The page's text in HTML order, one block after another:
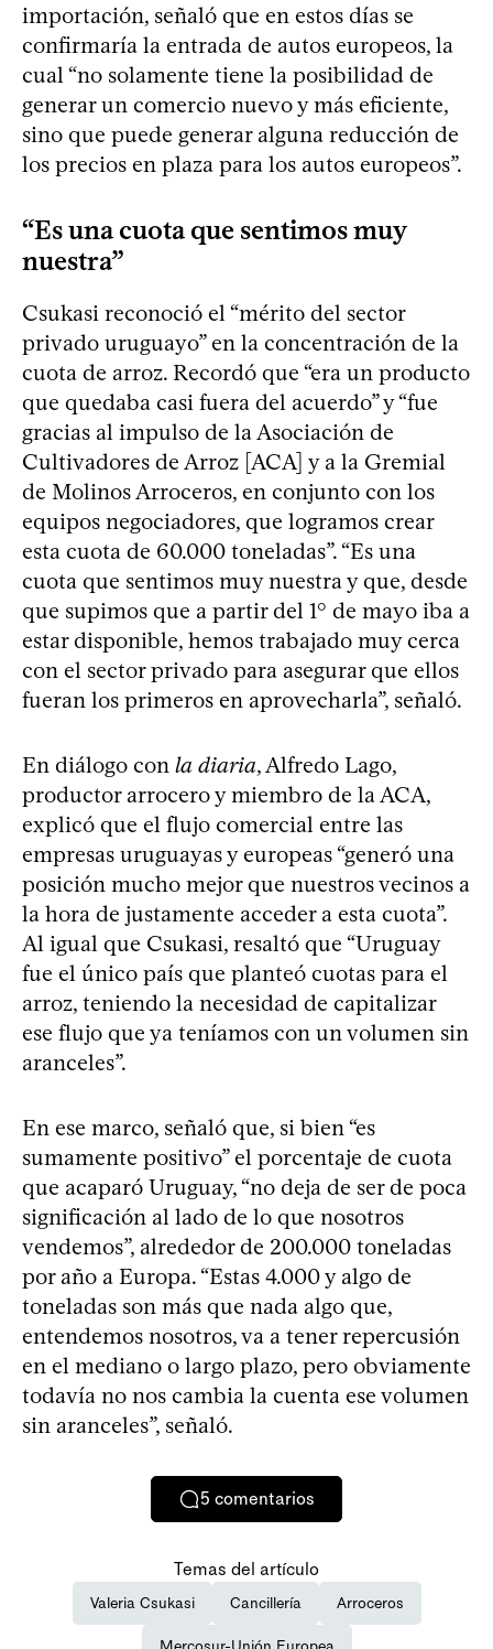
importación, señaló que en estos días se
confirmaría la entrada de autos europeos, la
cual “no solamente tiene la posibilidad de
generar un comercio nuevo y más eficiente,
sino que puede generar alguna reducción de
los precios en plaza para los autos europeos”.
“Es una cuota que sentimos muy
nuestra”
Csukasi reconoció el “mérito del sector
privado uruguayo” en la concentración de la
cuota de arroz. Recordó que “era un producto
que quedaba casi fuera del acuerdo” y “fue
gracias al impulso de la Asociación de
Cultivadores de Arroz [ACA] y a la Gremial
de Molinos Arroceros, en conjunto con los
equipos negociadores, que logramos crear
esta cuota de 60.000 toneladas”. “Es una
cuota que sentimos muy nuestra y que, desde
que supimos que a partir del 1° de mayo iba a
estar disponible, hemos trabajado muy cerca
con el sector privado para asegurar que ellos
fueran los primeros en aprovecharla”, señaló.
En diálogo con la diaria, Alfredo Lago,
productor arrocero y miembro de la ACA,
explicó que el flujo comercial entre las
empresas uruguayas y europeas “generó una
posición mucho mejor que nuestros vecinos a
la hora de justamente acceder a esta cuota”.
Al igual que Csukasi, resaltó que “Uruguay
fue el único país que planteó cuotas para el
arroz, teniendo la necesidad de capitalizar
ese flujo que ya teníamos con un volumen sin
aranceles”.
En ese marco, señaló que, si bien “es
sumamente positivo” el porcentaje de cuota
que acaparó Uruguay, “no deja de ser de poca
significación al lado de lo que nosotros
vendemos”, alrededor de 200.000 toneladas
por año a Europa. “Estas 4.000 y algo de
toneladas son más que nada algo que,
entendemos nosotros, va a tener repercusión
en el mediano o largo plazo, pero obviamente
todavía no nos cambia la cuenta ese volumen
sin aranceles”, señaló.
5 comentarios
Temas del artículo
Valeria Csukasi Cancillería Arroceros